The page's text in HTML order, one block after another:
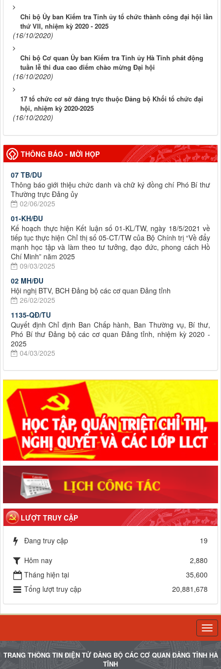
Chi bộ Ủy ban Kiểm tra Tỉnh ủy tổ chức thành công đại hội lần
thứ VII, nhiệm kỳ 2020 - 2025
(16/10/2020)
Chi bộ Cơ quan Ủy ban Kiểm tra Tỉnh ủy Hà Tĩnh phát động
tuần lễ thi đua cao điểm chào mừng Đại hội
(16/10/2020)
17 tổ chức cơ sở đảng trực thuộc Đảng bộ Khối tổ chức đại
hội, nhiệm kỳ 2020-2025
(16/10/2020)
THÔNG BÁO - MỜI HỌP
07 TB/DU
Thông báo giới thiệu chức danh và chữ ký đồng chí Phó Bí thư
Thường trực Đảng ủy
02/06/2025
01-KH/ĐU
Kế hoạch thực hiện Kết luận số 01-KL/TW, ngày 18/5/2021 về
tiếp tục thực hiện Chỉ thị số 05-CT/TW của Bộ Chính trị “Về đẩy
mạnh học tập và làm theo tư tưởng, đạo đức, phong cách Hồ
Chí Minh” năm 2025
09/03/2025
02 MH/ĐU
Hội nghị BTV, BCH Đảng bộ các cơ quan Đảng tỉnh
26/02/2025
1135-QĐ/TU
Quyết định Chỉ định Ban Chấp hành, Ban Thường vụ, Bí thư,
Phó Bí thư Đảng bộ các cơ quan Đảng tỉnh, nhiệm kỳ 2020 -
2025
04/03/2025
LƯỢT TRUY CẬP
Đang truy cập
19
Hôm nay
2,880
Tháng hiện tại
35,600
Tổng lượt truy cập
20,881,678
TRANG THÔNG TIN ĐIỆN TỬ ĐẢNG BỘ CÁC CƠ QUAN ĐẢNG TỈNH HÀ
TĨNH